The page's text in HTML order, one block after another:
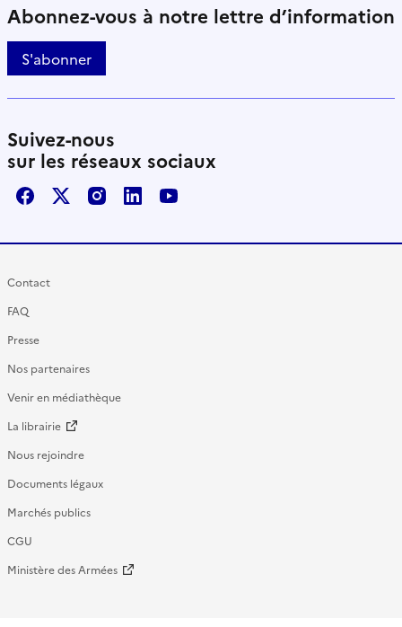
Abonnez-vous à notre lettre d’information
S'abonner
Suivez-nous
sur les réseaux sociaux
FacebookX / TwitterInstagram
LinkedInYoutube
Contact
FAQ
Presse
Nos partenaires
Venir en médiathèque
La librairie
Nous rejoindre
Documents légaux
Marchés publics
CGU
Ministère des Armées